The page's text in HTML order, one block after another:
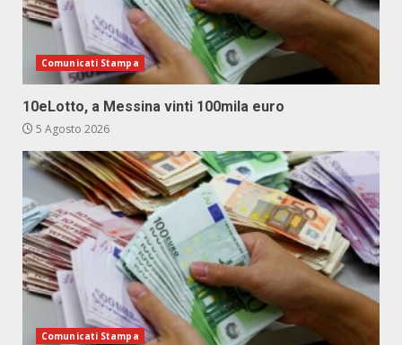
Comunicati Stampa
10eLotto, a Messina vinti 100mila euro
5 Agosto 2026
Comunicati Stampa